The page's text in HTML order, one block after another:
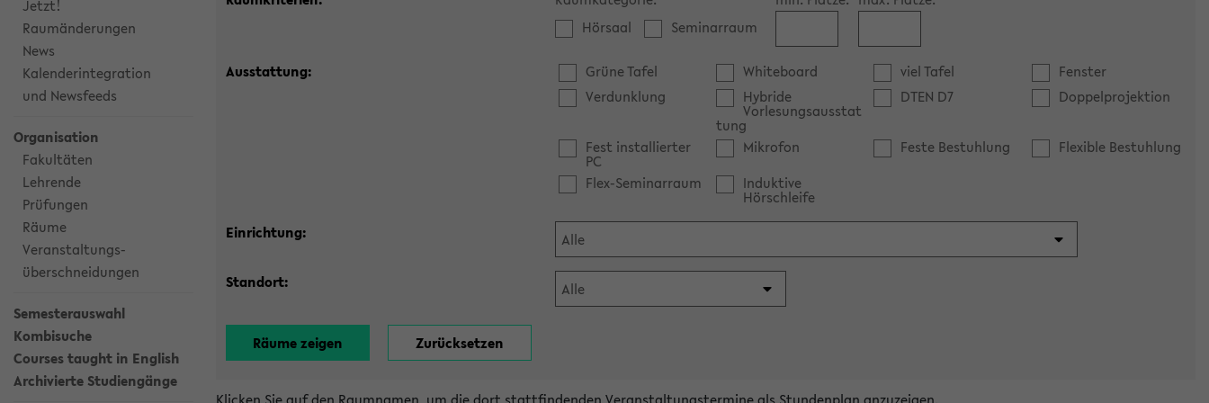
Jetzt!
Raumänderungen
News
Kalenderintegration
und Newsfeeds
Organisation
Fakultäten
Lehrende
Prüfungen
Räume
Veranstaltungs-
überschneidungen
Semesterauswahl
Kombisuche
Courses taught in English
Archivierte Studiengänge
Hörsaal
Seminarraum
Ausstattung: Grüne Tafel Whiteboard viel Tafel
Fenster
Verdunklung
Hybride
Vorlesungsausstat
tung
DTEN D7 Doppelprojektion
Fest installierter
PC
Mikrofon Feste Bestuhlung
Flexible Bestuhlung
Flex-Seminarraum
Induktive
Hörschleife
Einrichtung:
Standort: